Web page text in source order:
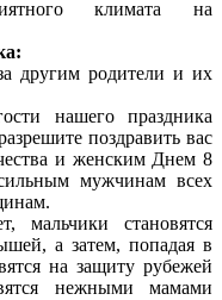
климата на
другим родители и их
нашего праздника
поздравить вас
и женским Днем 8
мужчинам всех
становятся
а затем, попадая в
на защиту рубежей
нежными мамами